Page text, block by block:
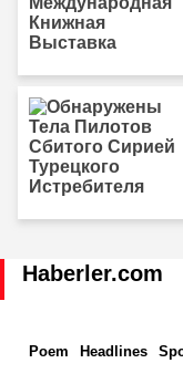
Haberler.com
Poem Headlines